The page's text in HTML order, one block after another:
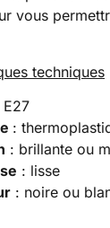
vous
techniques
E27
:
: brillante ou
: lisse
: noire ou